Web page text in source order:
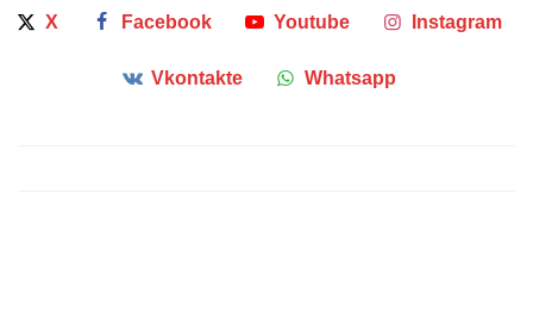
X Facebook Youtube Instagram
Vkontakte Whatsapp